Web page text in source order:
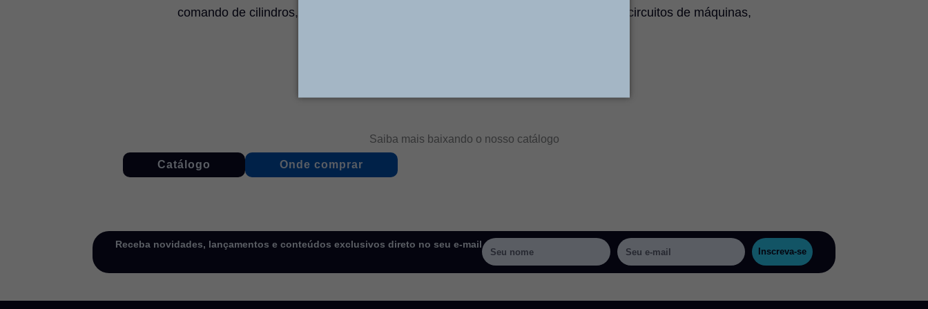
comando de cilindros, de simples e dupla Ação, e outros atuadores, em painéis e circuitos de máquinas,
Saiba mais baixando o nosso catálogo
Catálogo Onde comprar
Receba novidades, lançamentos e conteúdos exclusivos direto no seu e-mail
Inscreva-se